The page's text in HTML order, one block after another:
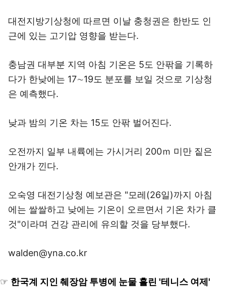
대전지방기상청에 따르면 이날 충청권은 한반도 인
근에 있는 고기압 영향을 받는다.
충남권 대부분 지역 아침 기온은 5도 안팎을 기록하
다가 한낮에는 17∼19도 분포를 보일 것으로 기상청
은 예측했다.
낮과 밤의 기온 차는 15도 안팎 벌어진다.
오전까지 일부 내륙에는 가시거리 200ｍ 미만 짙은
안개가 낀다.
오숙영 대전기상청 예보관은 "모레(26일)까지 아침
에는 쌀쌀하고 낮에는 기온이 오르면서 기온 차가 클
것"이라며 건강 관리에 유의할 것을 당부했다.
walden@yna.co.kr
☞ 한국계 지인 췌장암 투병에 눈물 흘린 '테니스 여제'